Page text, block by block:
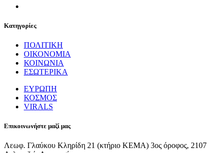
Κατηγορίες
ΠΟΛΙΤΙΚΗ
ΟΙΚΟΝΟΜΙΑ
ΚΟΙΝΩΝΙΑ
ΕΣΩΤΕΡΙΚΑ
ΕΥΡΩΠΗ
ΚΟΣΜΟΣ
VIRALS
Επικοινωνήστε μαζί μας
Λεωφ. Γλαύκου Κληρίδη 21 (κτήριο ΚΕΜΑ) 3ος όροφος, 2107